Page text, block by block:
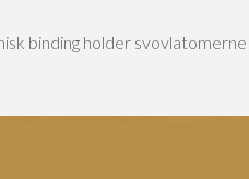
binding holder svovlatomerne